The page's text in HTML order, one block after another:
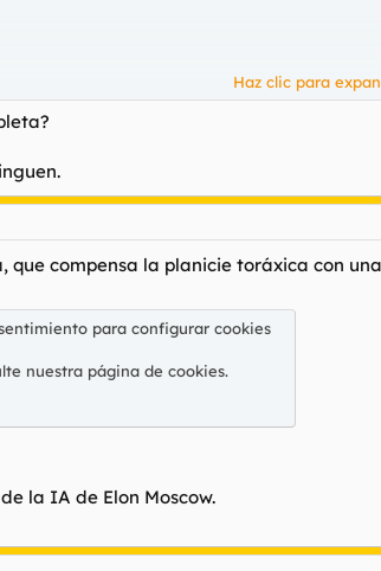
Haz clic para
que compensa la planicie toráxica con
para configurar cookies
nuestra página de cookies.
la IA de Elon Moscow.